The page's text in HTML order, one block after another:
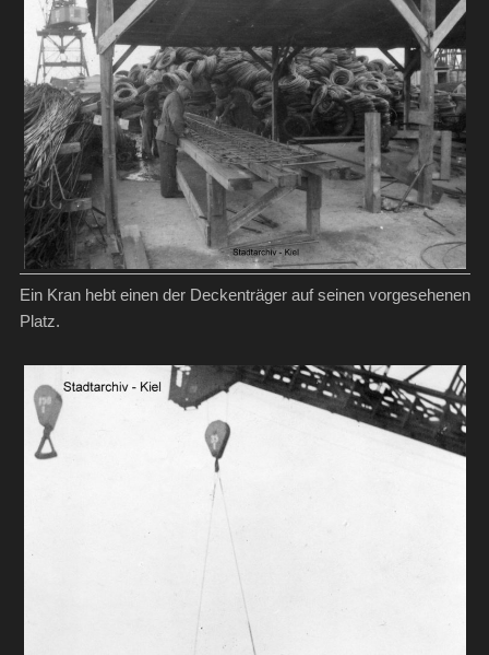
Ein Kran hebt einen der Deckenträger auf seinen vorgesehenen
Platz.